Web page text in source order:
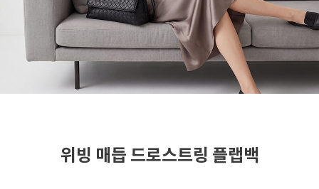
위빙 매듭 드로스트링 플랩백